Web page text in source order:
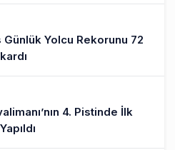
Yolcu Rekorunu 72
4. Pistinde İlk